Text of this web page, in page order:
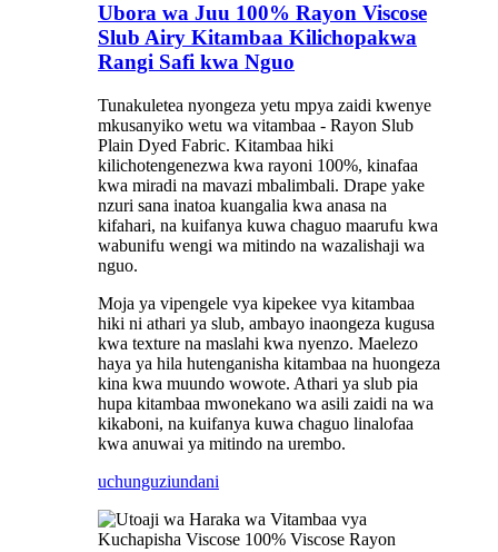
Ubora wa Juu 100% Rayon Viscose
Slub Airy Kitambaa Kilichopakwa
Rangi Safi kwa Nguo
Tunakuletea nyongeza yetu mpya zaidi kwenye
mkusanyiko wetu wa vitambaa - Rayon Slub
Plain Dyed Fabric. Kitambaa hiki
kilichotengenezwa kwa rayoni 100%, kinafaa
kwa miradi na mavazi mbalimbali. Drape yake
nzuri sana inatoa kuangalia kwa anasa na
kifahari, na kuifanya kuwa chaguo maarufu kwa
wabunifu wengi wa mitindo na wazalishaji wa
nguo.
Moja ya vipengele vya kipekee vya kitambaa
hiki ni athari ya slub, ambayo inaongeza kugusa
kwa texture na maslahi kwa nyenzo. Maelezo
haya ya hila hutenganisha kitambaa na huongeza
kina kwa muundo wowote. Athari ya slub pia
hupa kitambaa mwonekano wa asili zaidi na wa
kikaboni, na kuifanya kuwa chaguo linalofaa
kwa anuwai ya mitindo na urembo.
uchunguziundani